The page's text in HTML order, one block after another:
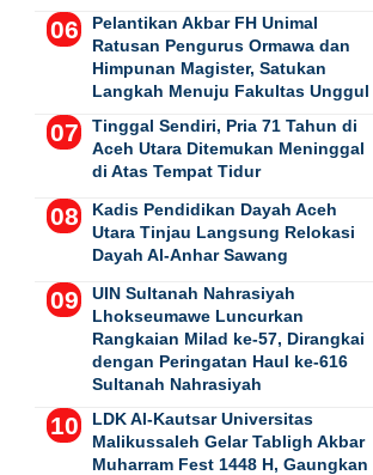
Pelantikan Akbar FH Unimal
Ratusan Pengurus Ormawa dan
Himpunan Magister, Satukan
Langkah Menuju Fakultas Unggul
Tinggal Sendiri, Pria 71 Tahun di
Aceh Utara Ditemukan Meninggal
di Atas Tempat Tidur
Kadis Pendidikan Dayah Aceh
Utara Tinjau Langsung Relokasi
Dayah Al-Anhar Sawang
UIN Sultanah Nahrasiyah
Lhokseumawe Luncurkan
Rangkaian Milad ke-57, Dirangkai
dengan Peringatan Haul ke-616
Sultanah Nahrasiyah
LDK Al-Kautsar Universitas
Malikussaleh Gelar Tabligh Akbar
Muharram Fest 1448 H, Gaungkan